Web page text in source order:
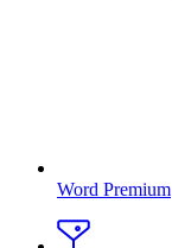
Word Premium